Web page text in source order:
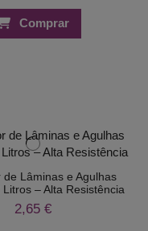
Comprar
de Lâminas e Agulhas
– Alta Resistência
2,65 €